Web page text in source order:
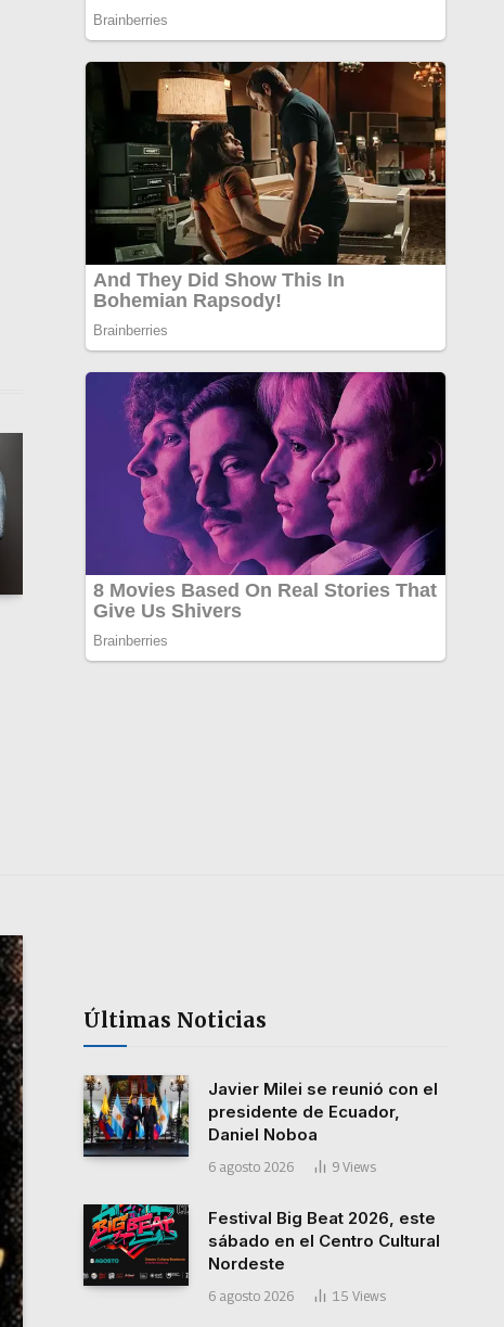
Últimas Noticias
Javier Milei se reunió con el
presidente de Ecuador,
Daniel Noboa
6 agosto 2026 9 Views
Festival Big Beat 2026, este
sábado en el Centro Cultural
Nordeste
6 agosto 2026 15 Views